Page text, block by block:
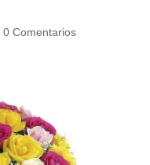
0 Comentarios